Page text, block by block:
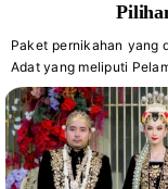
Paket pernikahan yang
Adat yang meliputi